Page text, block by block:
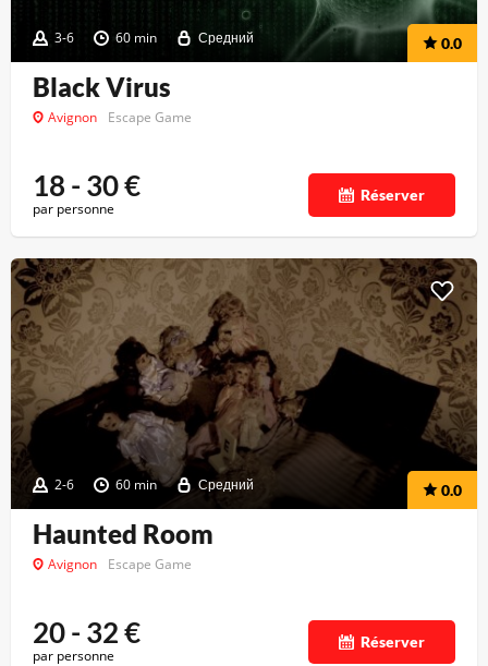
3-6 60 min Средний 0.0
Black Virus
Avignon Escape Game
18 - 30€
par personne
Réserver
2-6 60 min Средний 0.0
Haunted Room
Avignon Escape Game
20 - 32€
par personne
Réserver